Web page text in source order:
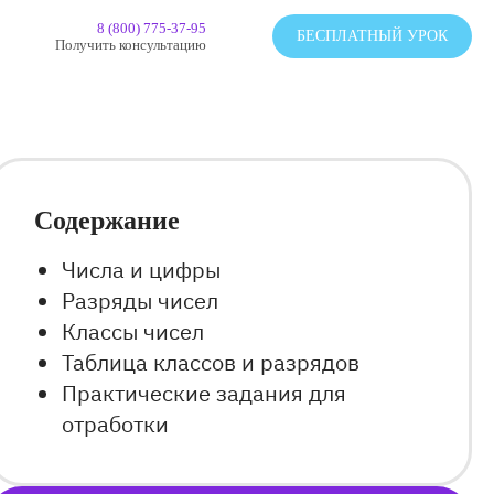
8 (800) 775-37-95
Получить консультацию
БЕСПЛАТНЫЙ УРОК
Содержание
Числа и цифры
Разряды чисел
Классы чисел
Таблица классов и разрядов
Практические задания для
отработки